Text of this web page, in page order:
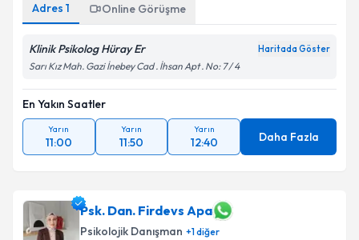
Adres 1 Online Görüşme
Klinik Psikolog Hüray Er Haritada Göster
Sarı Kız Mah. Gazi İnebey Cad . İhsan Apt . No: 7 / 4
En Yakın Saatler
Yarın
11:00
Yarın
11:50
Yarın
12:40 Daha Fazla
Psk. Dan. Firdevs Apa
Psikolojik Danışman +1diğer